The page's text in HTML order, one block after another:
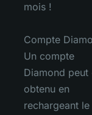
mois !
Compte
Un compte
Diamond peut
obtenu en
rechargeant le